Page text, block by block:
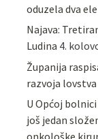
oduzela dva
Najava:
Ludina 4.
Županija
razvoja lovstva
U Općoj bolnici
još jedan